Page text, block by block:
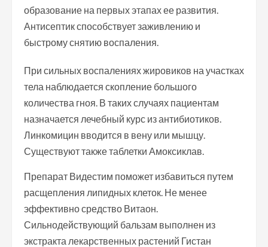
образование на первых этапах ее развития.
Антисептик способствует заживлению и
быстрому снятию воспаления.
При сильных воспалениях жировиков на участках
тела наблюдается скопление большого
количества гноя. В таких случаях пациентам
назначается лечебный курс из антибиотиков.
Линкомицин вводится в вену или мышцу.
Существуют также таблетки Амоксиклав.
Препарат Видестим поможет избавиться путем
расщепления липидных клеток. Не менее
эффективно средство Витаон.
Сильнодействующий бальзам выполнен из
экстракта лекарственных растений Гистан